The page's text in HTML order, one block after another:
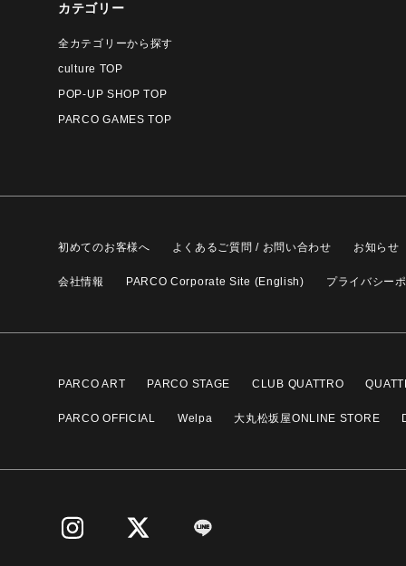
カテゴリー
全カテゴリーから探す
culture TOP
POP-UP SHOP TOP
PARCO GAMES TOP
初めてのお客様へ よくあるご質問 / お問い合わせ お知らせ
会社情報 PARCO Corporate Site (English) プライバシー
PARCO ART PARCO STAGE CLUB QUATTRO
PARCO OFFICIAL Welpa 大丸松坂屋ONLINE STORE